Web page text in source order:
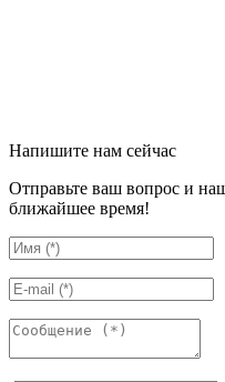
Напишите нам сейчас
Отправьте ваш вопрос и
ближайшее время!